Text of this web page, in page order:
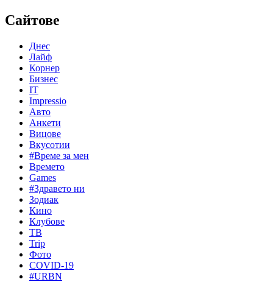
Сайтове
Днес
Лайф
Корнер
Бизнес
IT
Impressio
Авто
Анкети
Вицове
Вкусотии
#Време за мен
Времето
Games
#Здравето ни
Зодиак
Кино
Клубове
ТВ
Trip
Фото
COVID-19
#URBN